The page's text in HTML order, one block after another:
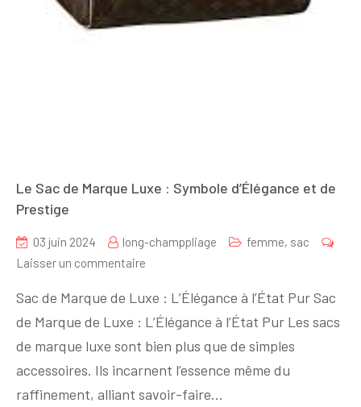
Le Sac de Marque Luxe : Symbole d’Élégance et de
Prestige
03 juin 2024 long-champpliage femme, sac
Laisser un commentaire
Sac
de
Marque
Luxe
Sac de Marque de Luxe : L’Élégance à l’État Pur Sac
de Marque de Luxe : L’Élégance à l’État Pur Les sacs
de marque luxe sont bien plus que de simples
accessoires. Ils incarnent l’essence même du
raffinement, alliant savoir-faire…